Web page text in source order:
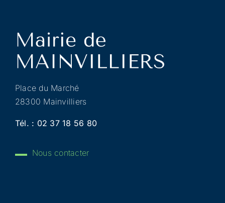
Place du Marché
28300 Mainvilliers
Tél. : 02 37 18 56 80
Nous contacter